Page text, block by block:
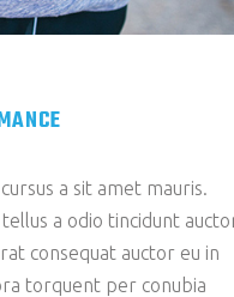
a sit amet mauris.
a odio tincidunt
consequat auctor eu in
torquent per conubia